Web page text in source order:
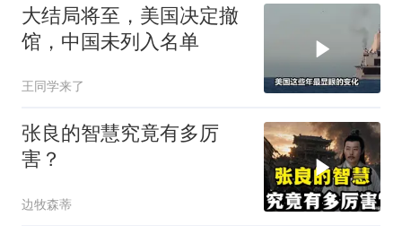
大结局将至，美国决定撤
馆，中国未列入名单
王同学来了
张良的智慧究竟有多厉
害？
边牧森蒂